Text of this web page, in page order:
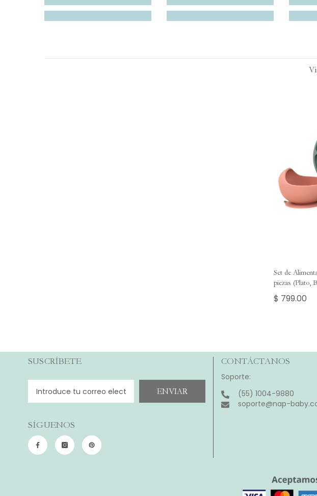
Set de
piezas (Plato,
Rosa y Verde
$ 799.00
SUSCRÍBETE
ENVIAR
SÍGUENOS
CONTÁCTANOS
Soporte:
(55) 1004-9880
soporte@nap-